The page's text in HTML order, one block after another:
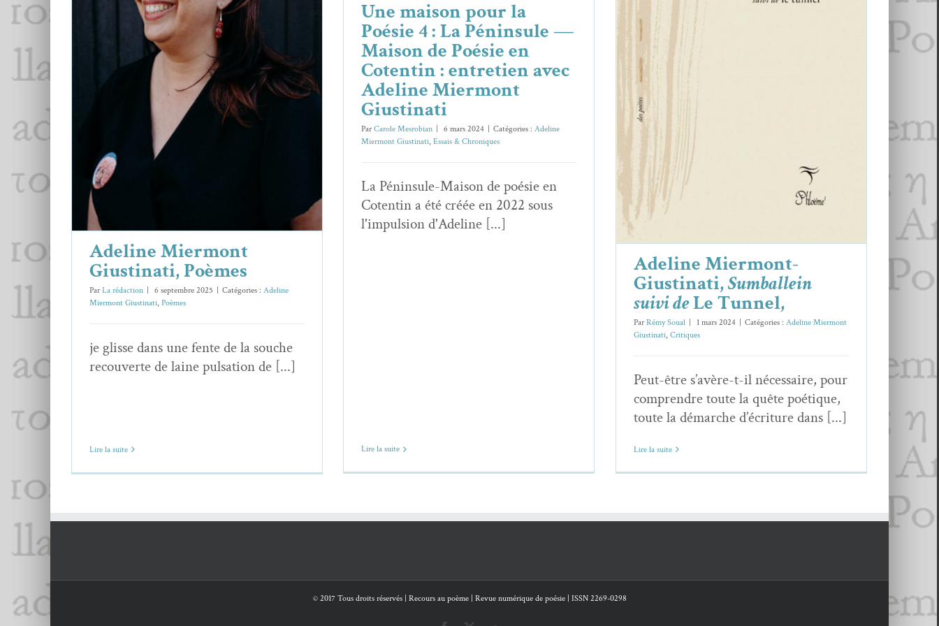
Adeline Miermont Giustinati,
Poèmes
Adeline Miermont Giustinati Poèmes
Adeline Miermont
Giustinati, Poèmes
ParLa rédaction 6 septembre 2025 Catégories : Adeline
Miermont Giustinati, Poèmes
je glisse dans une fente de la souche
recouverte de laine pulsation de [...]
Lire la suite
Une maison pour la
Poésie 4 : La Péninsule —
Maison de Poésie en
Cotentin : entretien avec
Adeline Miermont
Giustinati
ParCarole Mesrobian 6 mars 2024 Catégories : Adeline
Miermont Giustinati, Essais & Chroniques
La Péninsule-Maison de poésie en
Cotentin a été créée en 2022 sous
l'impulsion d'Adeline [...]
Lire la suite
Adeline Miermont-
Giustinati,Sumballein
suivi deLe Tunnel,
ParRémy Soual 1 mars 2024 Catégories : Adeline Miermont
Giustinati, Critiques
Peut-être s’avère-t-il nécessaire, pour
comprendre toute la quête poétique,
toute la démarche d’écriture dans [...]
Lire la suite
© 2017 Tous droits réservés | Recours au poème | Revue numérique de poésie | ISSN 2269-0298